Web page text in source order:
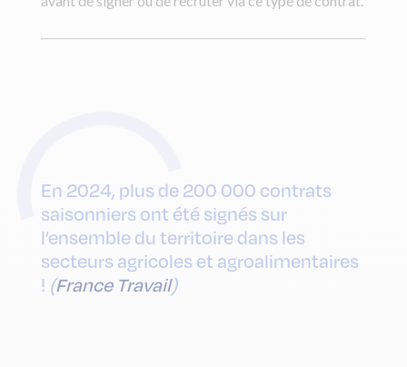
En 2024, plus de 200 000 contrats
saisonniers ont été signés sur
l’ensemble du territoire dans les
secteurs agricoles et agroalimentaires
! (France Travail)